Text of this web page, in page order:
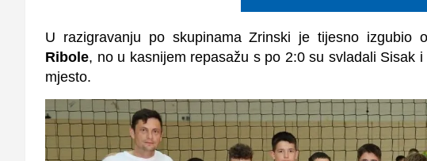
U razigravanju po skupinama Zrinski je tijesno izgubio
Ribole, no u kasnijem repasažu s po 2:0 su svladali Sisak
mjesto.